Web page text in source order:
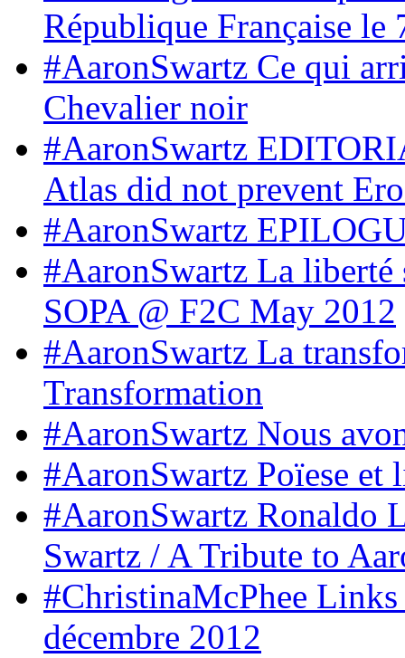
République Française le
#AaronSwartz Ce qui
Chevalier noir
#AaronSwartz
Atlas did not prevent
#AaronSwartz
#AaronSwartz La liberté
SOPA @ F2C May 2012
#AaronSwartz La
Transformation
#AaronSwartz Nous
#AaronSwartz Poïese et
#AaronSwartz Ronaldo
Swartz / A Tribute to
#ChristinaMcPhee
décembre 2012